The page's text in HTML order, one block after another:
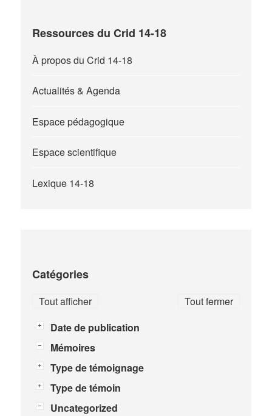
Ressources du Crid 14-18
À propos du Crid 14-18
Actualités & Agenda
Espace pédagogique
Espace scientifique
Lexique 14-18
Catégories
Tout fermer
Tout afficher
Date de publication
Mémoires
Type de témoignage
Type de témoin
Uncategorized